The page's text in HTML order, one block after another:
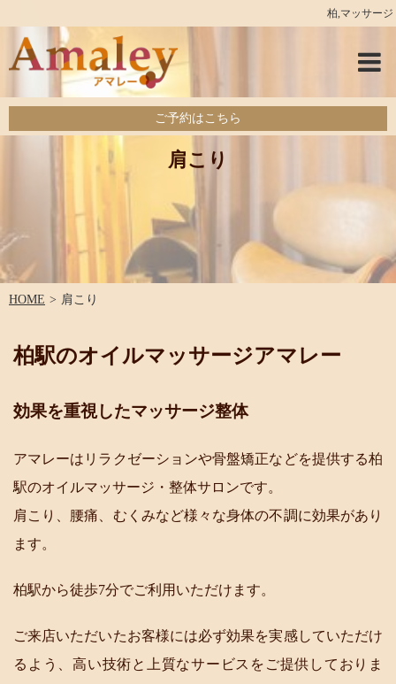
柏,マッサージ
ご予約はこちら
肩こり
HOME 肩こり
柏駅のオイルマッサージアマレー
効果を重視したマッサージ整体
アマレーはリラクゼーションや骨盤矯正などを提供する柏
駅のオイルマッサージ・整体サロンです。
肩こり、腰痛、むくみなど様々な身体の不調に効果があり
ます。
柏駅から徒歩7分でご利用いただけます。
ご来店いただいたお客様には必ず効果を実感していただけ
るよう、高い技術と上質なサービスをご提供しておりま